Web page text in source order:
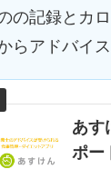
の記録とカ
らアドバイス
あす
ポー